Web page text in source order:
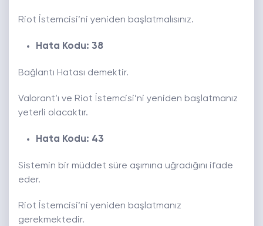
Riot İstemcisi’ni yeniden başlatmalısınız.
Hata Kodu: 38
Bağlantı Hatası demektir.
Valorant’ı ve Riot İstemcisi’ni yeniden başlatmanız
yeterli olacaktır.
Hata Kodu: 43
Sistemin bir müddet süre aşımına uğradığını ifade
eder.
Riot İstemcisi’ni yeniden başlatmanız
gerekmektedir.